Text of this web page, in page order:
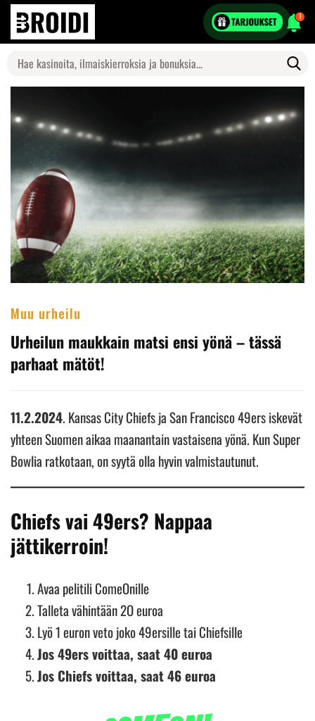
1
Search
for:
Muu urheilu
Urheilun maukkain matsi ensi yönä – tässä
parhaat mätöt!
11.2.2024. Kansas City Chiefs ja San Francisco 49ers iskevät
yhteen Suomen aikaa maanantain vastaisena yönä. Kun Super
Bowlia ratkotaan, on syytä olla hyvin valmistautunut.
Chiefs vai 49ers? Nappaa
jättikerroin!
Avaa pelitili ComeOnille
Talleta vähintään 2O euroa
Lyö 1 euron veto joko 49ersille tai Chiefsille
Jos 49ers voittaa, saat 40 euroa
Jos Chiefs voittaa, saat 46 euroa